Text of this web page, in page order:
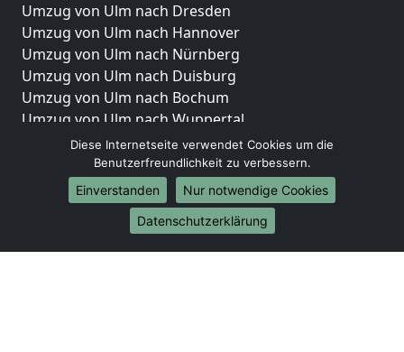
Umzug von Ulm nach Dresden
Umzug von Ulm nach Hannover
Umzug von Ulm nach Nürnberg
Umzug von Ulm nach Duisburg
Umzug von Ulm nach Bochum
Umzug von Ulm nach Wuppertal
Umzug von Ulm nach Bielefeld
Umzug von Ulm nach Bonn
Umzug von Ulm nach Münster
Internationale-Umzüge
Umzug von Ulm nach Brasilien
Diese Internetseite verwendet Cookies um die
Benutzerfreundlichkeit zu verbessern.
Einverstanden
Nur notwendige Cookies
Datenschutzerklärung